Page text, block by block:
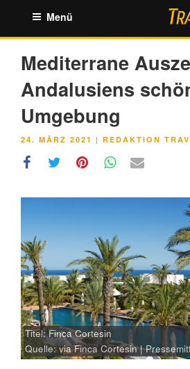
springen
Menü
Mediterrane
Andalusiens
Umgebung
VERÖFFENTLICHT
24. MÄRZ 2021 | REDAKTION
Titel: Finca Cortesin
Quelle: via Finca Cortesin |